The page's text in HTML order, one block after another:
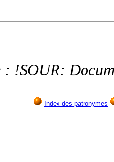
: !SOUR:
Index des patronymes